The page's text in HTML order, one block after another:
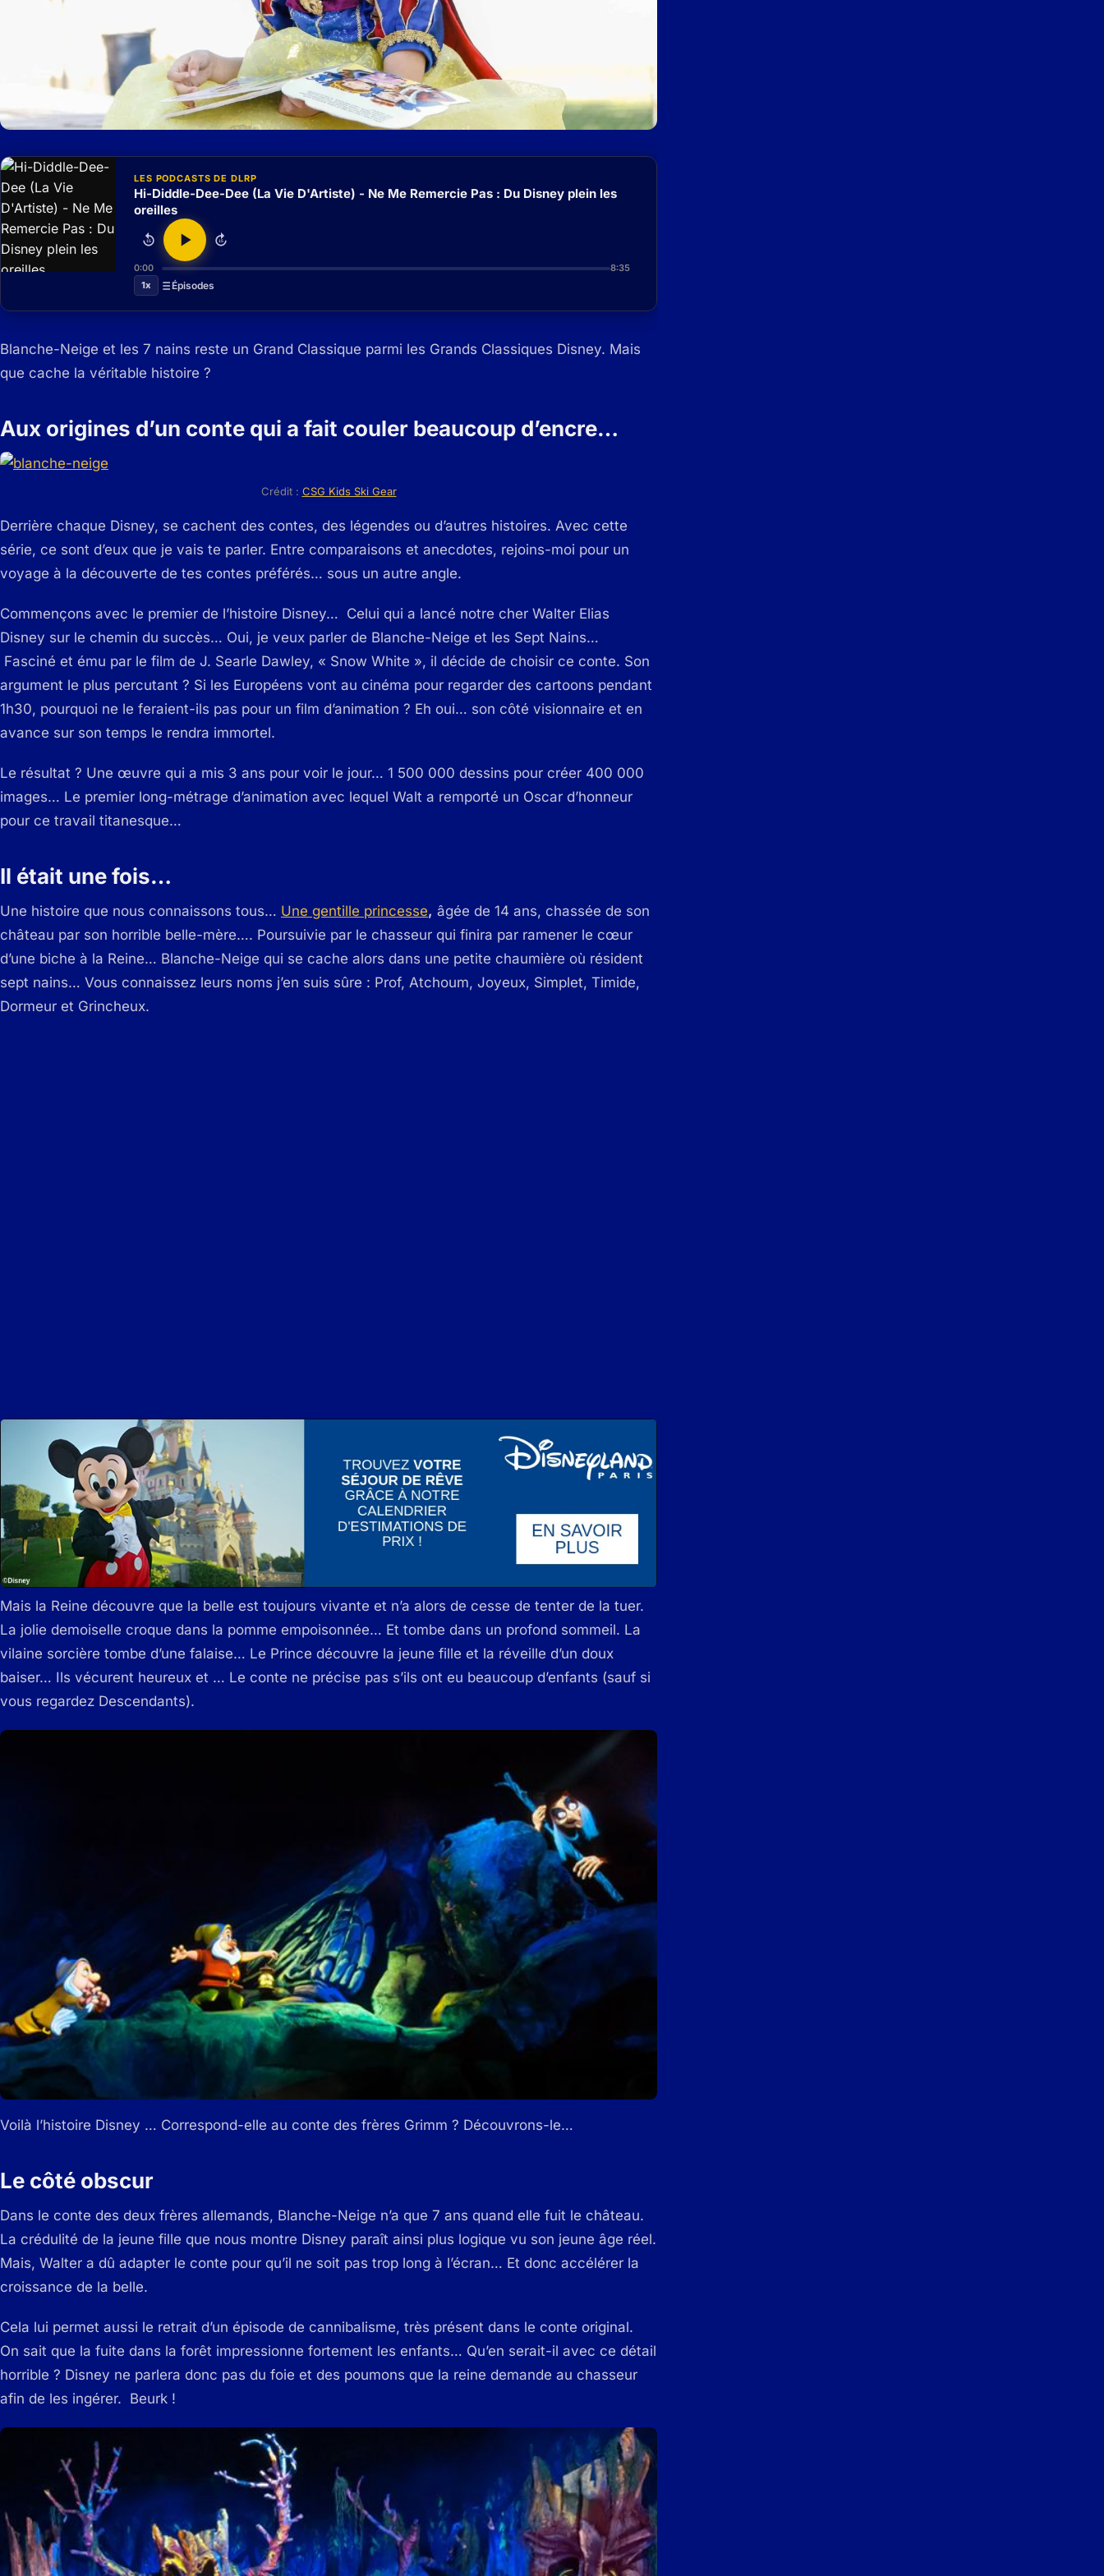
LES PODCASTS DE DLRP
Hi-Diddle-Dee-Dee (La Vie D'Artiste) - Ne Me Remercie Pas : Du Disney plein les
oreilles
15 15
0:00
8:35
1x
Épisodes
Blanche-Neige et les 7 nains reste un Grand Classique parmi les Grands Classiques Disney. Mais
que cache la véritable histoire ?
Aux origines d’un conte qui a fait couler beaucoup d’encre…
Crédit : CSG Kids Ski Gear
Derrière chaque Disney, se cachent des contes, des légendes ou d’autres histoires. Avec cette
série, ce sont d’eux que je vais te parler. Entre comparaisons et anecdotes, rejoins-moi pour un
voyage à la découverte de tes contes préférés… sous un autre angle.
Commençons avec le premier de l’histoire Disney… Celui qui a lancé notre cher Walter Elias
Disney sur le chemin du succès… Oui, je veux parler de Blanche-Neige et les Sept Nains…
Fasciné et ému par le film de J. Searle Dawley, « Snow White », il décide de choisir ce conte. Son
argument le plus percutant ? Si les Européens vont au cinéma pour regarder des cartoons pendant
1h30, pourquoi ne le feraient-ils pas pour un film d’animation ? Eh oui… son côté visionnaire et en
avance sur son temps le rendra immortel.
Le résultat ? Une œuvre qui a mis 3 ans pour voir le jour… 1 500 000 dessins pour créer 400 000
images… Le premier long-métrage d’animation avec lequel Walt a remporté un Oscar d’honneur
pour ce travail titanesque…
Il était une fois…
Une histoire que nous connaissons tous… Une gentille princesse, âgée de 14 ans, chassée de son
château par son horrible belle-mère…. Poursuivie par le chasseur qui finira par ramener le cœur
d’une biche à la Reine… Blanche-Neige qui se cache alors dans une petite chaumière où résident
sept nains… Vous connaissez leurs noms j’en suis sûre : Prof, Atchoum, Joyeux, Simplet, Timide,
Dormeur et Grincheux.
Mais la Reine découvre que la belle est toujours vivante et n’a alors de cesse de tenter de la tuer.
La jolie demoiselle croque dans la pomme empoisonnée… Et tombe dans un profond sommeil. La
vilaine sorcière tombe d’une falaise… Le Prince découvre la jeune fille et la réveille d’un doux
baiser… Ils vécurent heureux et … Le conte ne précise pas s’ils ont eu beaucoup d’enfants (sauf si
vous regardez Descendants).
Voilà l’histoire Disney … Correspond-elle au conte des frères Grimm ? Découvrons-le…
Le côté obscur
Dans le conte des deux frères allemands, Blanche-Neige n’a que 7 ans quand elle fuit le château.
La crédulité de la jeune fille que nous montre Disney paraît ainsi plus logique vu son jeune âge réel.
Mais, Walter a dû adapter le conte pour qu’il ne soit pas trop long à l’écran… Et donc accélérer la
croissance de la belle.
Cela lui permet aussi le retrait d’un épisode de cannibalisme, très présent dans le conte original.
On sait que la fuite dans la forêt impressionne fortement les enfants… Qu’en serait-il avec ce détail
horrible ? Disney ne parlera donc pas du foie et des poumons que la reine demande au chasseur
afin de les ingérer. Beurk !